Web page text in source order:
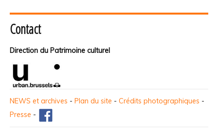
Contact
Direction du Patrimoine culturel
NEWS et archives - Plan du site - Crédits photographiques -
Presse -